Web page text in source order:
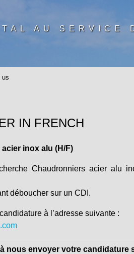
AU SERVICE
IN FRENCH
inox alu (H/F)
Chaudronniers acier
déboucher sur un CDI.
à l’adresse suivante :
à nous envoyer votre candidature